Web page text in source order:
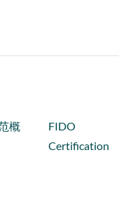
概
FIDO
Certification